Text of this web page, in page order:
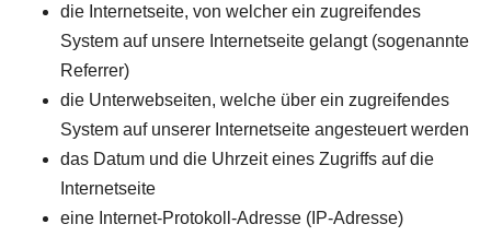
die Internetseite, von welcher ein zugreifendes
System auf unsere Internetseite gelangt (sogenannte
Referrer)
die Unterwebseiten, welche über ein zugreifendes
System auf unserer Internetseite angesteuert werden
das Datum und die Uhrzeit eines Zugriffs auf die
Internetseite
eine Internet-Protokoll-Adresse (IP-Adresse)